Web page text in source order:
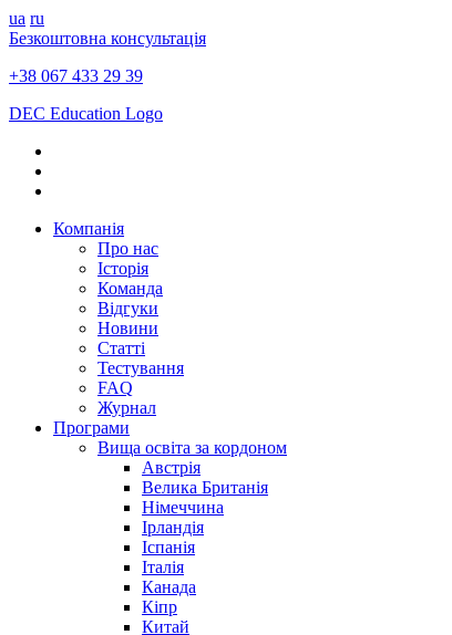
ua ru
Безкоштовна консультація
+38 067 433 29 39
DEC Education Logo
Компанія
Про нас
Історія
Команда
Відгуки
Новини
Статті
Тестування
FAQ
Журнал
Програми
Вища освіта за кордоном
Австрія
Велика Британія
Німеччина
Ірландія
Іспанія
Італія
Канада
Кіпр
Китай